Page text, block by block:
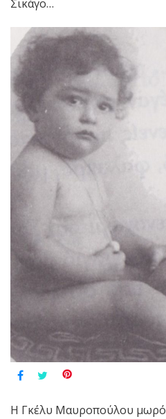
Σικάγο…
Η Γκέλυ Μαυροπούλου μωρό